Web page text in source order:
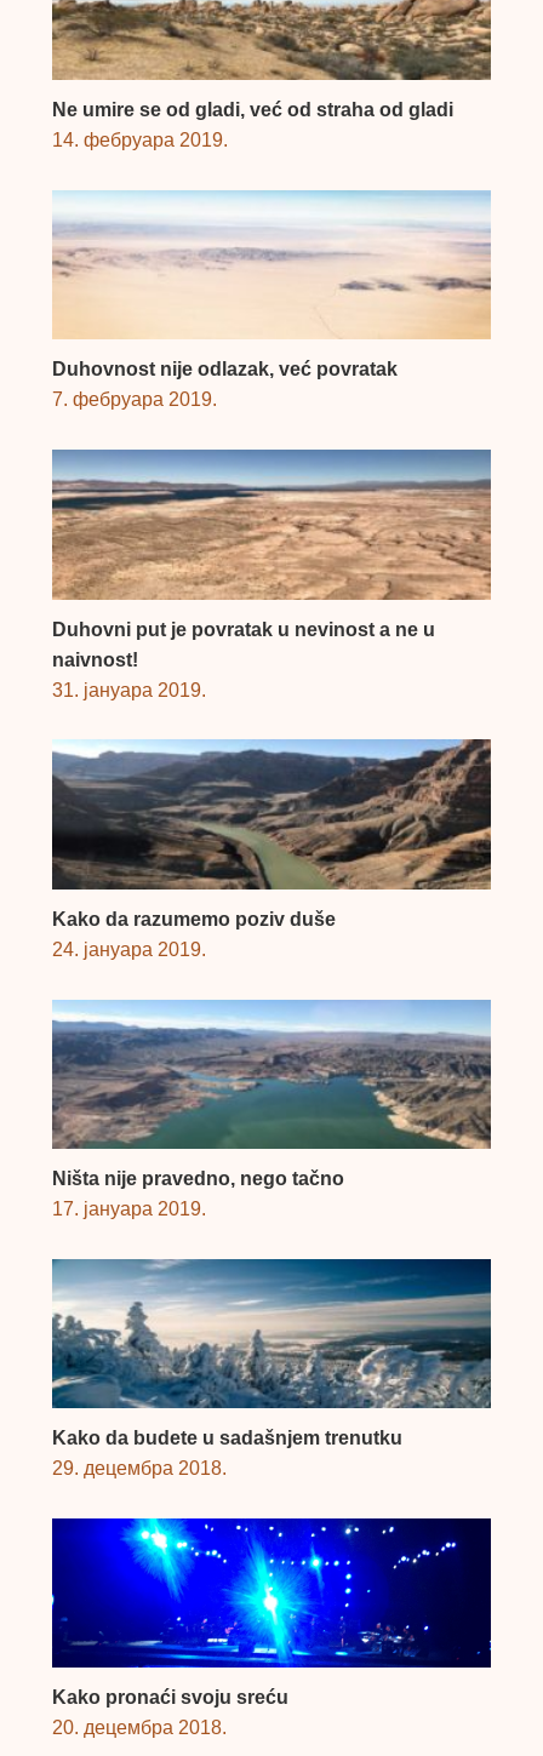
Ne umire se od gladi, već od straha od gladi
14. фебруара 2019.
Duhovnost nije odlazak, već povratak
7. фебруара 2019.
Duhovni put je povratak u nevinost a ne u
naivnost!
31. јануара 2019.
Kako da razumemo poziv duše
24. јануара 2019.
Ništa nije pravedno, nego tačno
17. јануара 2019.
Kako da budete u sadašnjem trenutku
29. децембра 2018.
Kako pronaći svoju sreću
20. децембра 2018.